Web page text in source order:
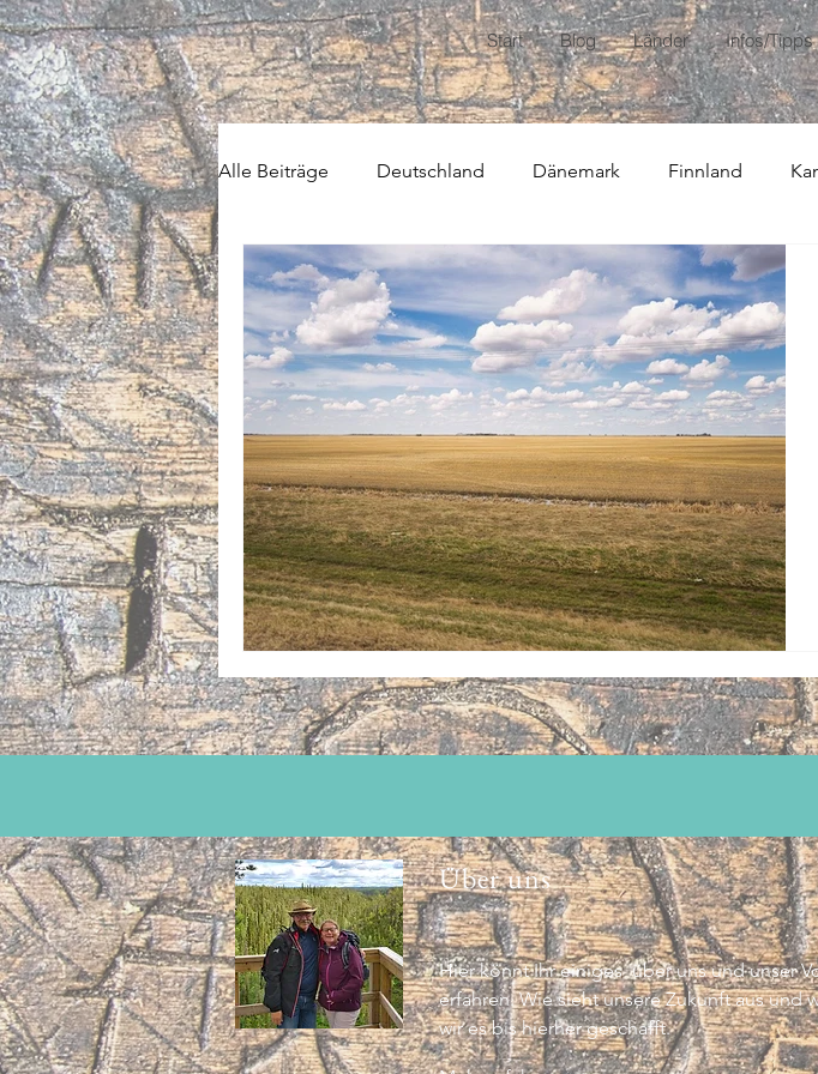
Start Blog Länder Infos/Tipps
Alle Beiträge Deutschland Dänemark Finnland
USA Zentralamerika Zusammenfassungen
Über uns
Hier könnt Ihr einiges über uns und unser
erfahren. Wie sieht unsere Zukunft aus und
wir es bis hierher geschafft.